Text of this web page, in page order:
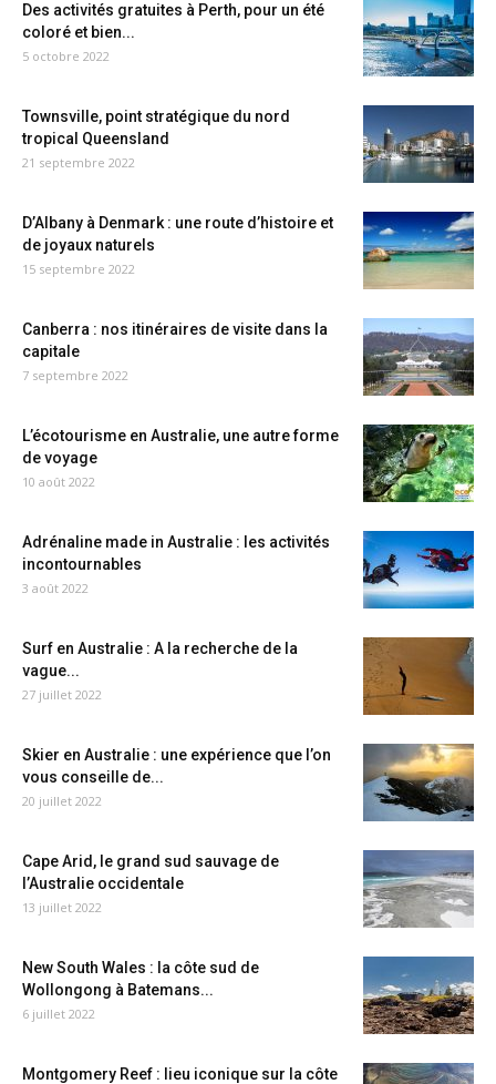
Des activités gratuites à Perth, pour un été
coloré et bien...
5 octobre 2022
Townsville, point stratégique du nord
tropical Queensland
21 septembre 2022
D’Albany à Denmark : une route d’histoire et
de joyaux naturels
15 septembre 2022
Canberra : nos itinéraires de visite dans la
capitale
7 septembre 2022
L’écotourisme en Australie, une autre forme
de voyage
10 août 2022
Adrénaline made in Australie : les activités
incontournables
3 août 2022
Surf en Australie : A la recherche de la
vague...
27 juillet 2022
Skier en Australie : une expérience que l’on
vous conseille de...
20 juillet 2022
Cape Arid, le grand sud sauvage de
l’Australie occidentale
13 juillet 2022
New South Wales : la côte sud de
Wollongong à Batemans...
6 juillet 2022
Montgomery Reef : lieu iconique sur la côte